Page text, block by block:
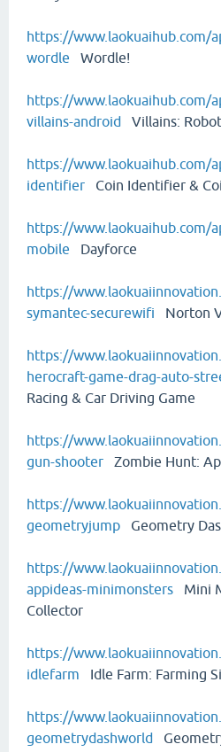
https://www.laokuaihub.com/
wordle Wordle!
https://www.laokuaihub.com/
villains-android Villains:
https://www.laokuaihub.com/
identifier Coin Identifier &
https://www.laokuaihub.com/
mobile Dayforce
https://
symantec-securewifi Norton
https://
herocraft-game-drag-auto-
Racing & Car Driving Game
https://
gun-shooter Zombie Hunt:
https://
geometryjump Geometry
https://
appideas-minimonsters Mini
Collector
https://
idlefarm Idle Farm: Farming
https://
geometrydashworld